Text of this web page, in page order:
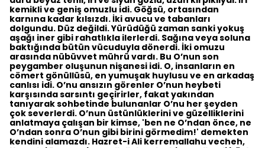
kemikli ve geniş omuzlu idi. Göğsü, ortasından
karnına kadar kılsızdı. İki avucu ve tabanları
dolgundu. Düz değildi. Yürüdüğü zaman sanki yokuş
aşağı iner gibi rahatlıkla ilerlerdi. Sağına veya soluna
baktığında bütün vücuduyla dönerdi. İki omuzu
arasında nübüvvet mührü vardı. Bu O’nun son
peygamber oluşunun nişanesi idi. O, insanların en
cömert gönüllüsü, en yumuşak huylusu ve en arkadaş
canlısı idi. O’nu ansızın görenler O’nun heybeti
karşısında sarsıntı geçirirler, fakat yakından
tanıyarak sohbetinde bulunanlar O’nu her şeyden
çok severlerdi. O’nun üstünlüklerini ve güzelliklerini
anlatmaya çalışan bir kimse, 'ben ne O’ndan önce, ne
O’ndan sonra O’nun gibi birini görmedim!' demekten
kendini alamazdı. Hazret-i Ali kerremallahu vecheh,